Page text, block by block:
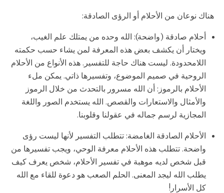
هناك نوعان من الأحلام أو الرؤى الصادقة:
أحلام صادقة (واضحة): الله وحده من يمتلك علم الغيب،
ويختار أن يكشف بعض هذه المعرفة لمن يشاء حسب حكمته
اللامحدودة. ليست هناك حاجة للتفسير. هذه الأنواع من الأحلام
الروحية في صميم الموضوع، وتفسيرها ذاتي. يمكن ملء
الأحلام بالرموز: أن الله مسرور بالتحدث من خلال الرموز
والأمثال والاستعارات والقصص. الله يستخدم الصور واللغة
المجازية لرسم جماله في عقولنا وقلوبنا.
الأحلام الصادقة الغامضة: تتطلب التفسير لأنها ليست رؤى
واضحة. تتطلب هذه الأحلام معرفة الوحي، ويجب تفسيرها من
قبل شخص لديه موهبة في تفسير الأحلام، شخص يعرف كيف
يطلب الله ليجد المعنى. الحلم الصعب هو دعوة للقاء مع الله
كل الأسرار!